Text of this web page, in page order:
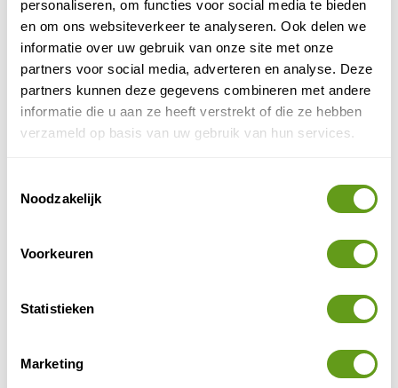
personaliseren, om functies voor social media te bieden
en om ons websiteverkeer te analyseren. Ook delen we
informatie over uw gebruik van onze site met onze
partners voor social media, adverteren en analyse. Deze
partners kunnen deze gegevens combineren met andere
informatie die u aan ze heeft verstrekt of die ze hebben
verzameld op basis van uw gebruik van hun services.
Noodzakelijk
Voorkeuren
Statistieken
Marketing
Zoals je op deze pagina kunt leven is de kant aan de
Vijfsprongweg bedeeld met veel heide, wat fraaie
plaatjes oplevert in de zomer. Op verscheidene plekken
bevinden zich
, waar je watersalamanders,
kikkers en libellen kunt waarnemen.
Vennen